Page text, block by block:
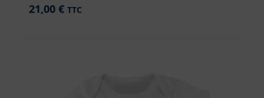
21,00 € TTC